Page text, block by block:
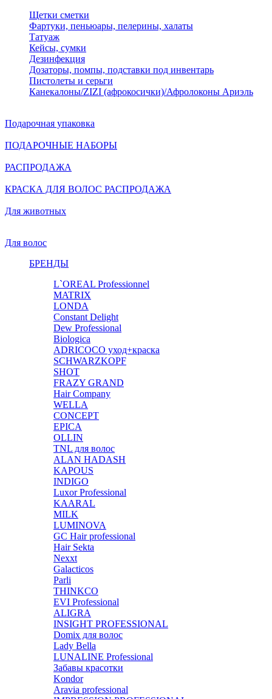
Щетки сметки
Фартуки, пеньюары, пелерины, халаты
Татуаж
Кейсы, сумки
Дезинфекция
Дозаторы, помпы, подставки под инвентарь
Пистолеты и серьги
Канекалоны/ZIZI (афрокосички)/Афролоконы Ариэль
Подарочная упаковка
ПОДАРОЧНЫЕ НАБОРЫ
РАСПРОДАЖА
КРАСКА ДЛЯ ВОЛОС РАСПРОДАЖА
Для животных
Для волос
БРЕНДЫ
L`OREAL Professionnel
MATRIX
LONDA
Constant Delight
Dew Professional
Biologica
ADRICOCO уход+краска
SCHWARZKOPF
SHOT
FRAZY GRAND
Hair Company
WELLA
CONCEPT
EPICA
OLLIN
TNL для волос
ALAN HADASH
KAPOUS
INDIGO
Luxor Professional
KAARAL
MILK
LUMINOVA
GC Hair professional
Hair Sekta
Nexxt
Galacticos
Parli
THINKCO
EVI Professional
ALIGRA
INSIGHT PROFESSIONAL
Domix для волос
Lady Bella
LUNALINE Professional
Забавы красотки
Kondor
Aravia professional